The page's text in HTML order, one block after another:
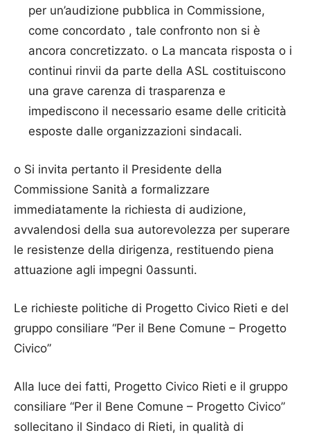
per un’audizione pubblica in Commissione,
come concordato , tale confronto non si è
ancora concretizzato. o La mancata risposta o i
continui rinvii da parte della ASL costituiscono
una grave carenza di trasparenza e
impediscono il necessario esame delle criticità
esposte dalle organizzazioni sindacali.
o Si invita pertanto il Presidente della
Commissione Sanità a formalizzare
immediatamente la richiesta di audizione,
avvalendosi della sua autorevolezza per superare
le resistenze della dirigenza, restituendo piena
attuazione agli impegni 0assunti.
Le richieste politiche di Progetto Civico Rieti e del
gruppo consiliare “Per il Bene Comune – Progetto
Civico”
Alla luce dei fatti, Progetto Civico Rieti e il gruppo
consiliare “Per il Bene Comune – Progetto Civico”
sollecitano il Sindaco di Rieti, in qualità di